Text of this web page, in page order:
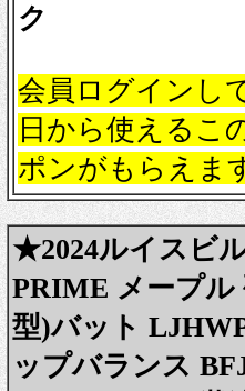
ク
会員ログインし
日から使えるこ
ポンがもらえま
★2024ルイスビ
PRIME メープル
型)バット
ップバランス